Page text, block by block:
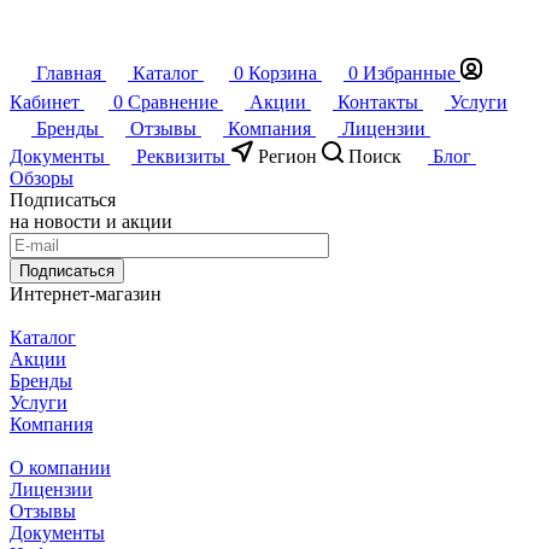
Главная Каталог 0 Корзина 0 Избранные
Кабинет
0 Сравнение Акции Контакты
Услуги
Бренды
Отзывы Компания
Лицензии
Документы
Реквизиты Регион Поиск
Блог
Обзоры
Подписаться
на новости и акции
Подписаться
Интернет-магазин
Каталог
Акции
Бренды
Услуги
Компания
О компании
Лицензии
Отзывы
Документы